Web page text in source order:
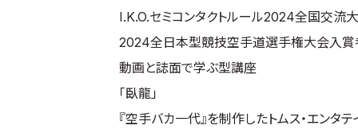
I.K.O.セミコンタクトルール2024全国交流
2024全日本型競技空手道選手権大会入賞
動画と誌面で学ぶ型講座
「臥龍」
『空手バカ一代』を制作したトムス・エンタテ